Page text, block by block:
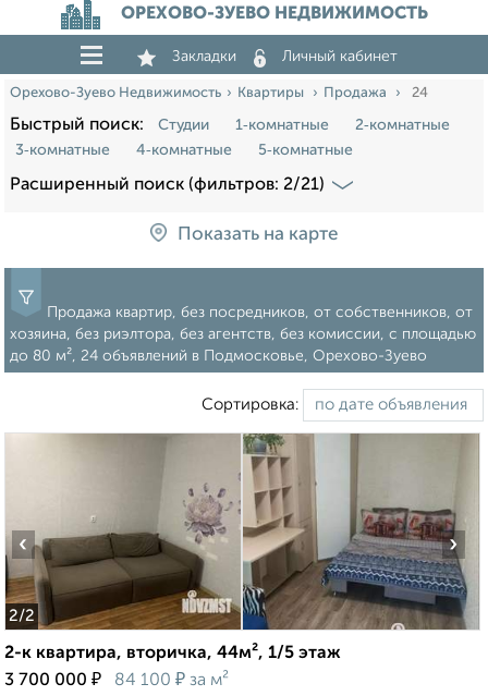
ОРЕХОВО-ЗУЕВО НЕДВИЖИМОСТЬ
Закладки Личный кабинет
Орехово-Зуево Недвижимость Квартиры Продажа 24
Быстрый поиск: Студии 1‑комнатные
2‑комнатные
3‑комнатные
4‑комнатные 5‑комнатные
Расширенный поиск (фильтров: 2/21)
Показать на карте
Продажа квартир, без посредников, от собственников, от
хозяина, без риэлтора, без агентств, без комиссии, c площадью
до 80 м², 24 объявлений в Подмосковье, Орехово-Зуево
Сортировка:
2/2
‹ ›
2-к квартира, вторичка, 44м², 1/5 этаж
3 700 000 ₽ 84 100 ₽ за м²